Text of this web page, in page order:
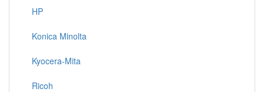
HP
Konica Minolta
Kyocera-Mita
Ricoh